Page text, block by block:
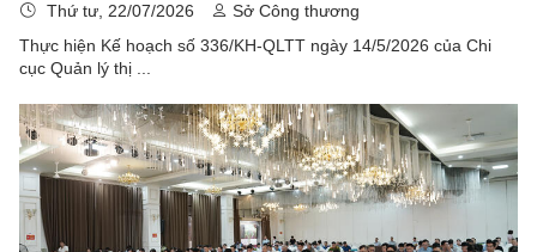
Thứ tư, 22/07/2026
Sở Công thương
Thực hiện Kế hoạch số 336/KH-QLTT ngày 14/5/2026 của Chi
cục Quản lý thị ...